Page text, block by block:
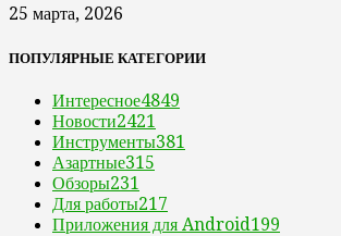
25 марта, 2026
ПОПУЛЯРНЫЕ КАТЕГОРИИ
Интересное4849
Новости2421
Инструменты381
Азартные315
Обзоры231
Для работы217
Приложения для Android199